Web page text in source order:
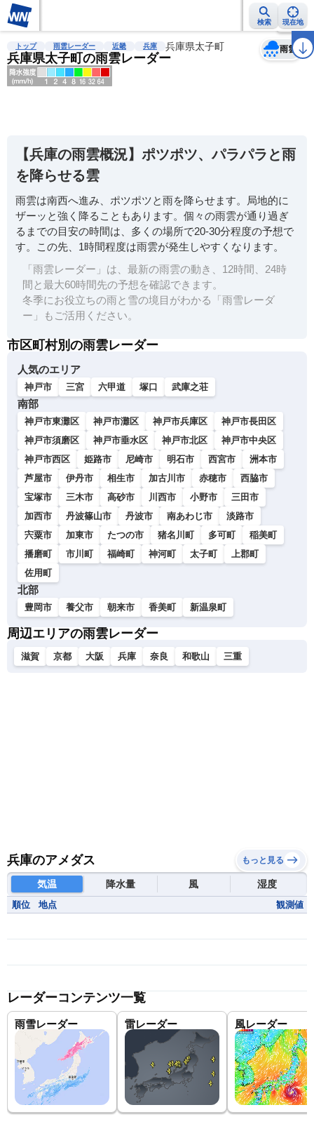
検索 現在地
雨雲レーダー 台風情報 地震情報 警報・注意報 2週間天気 ラ
トップ 雨雲レーダー 近畿 兵庫 兵庫県太子町
兵庫県太子町の雨雲レーダー
雨雲
天気 台風
【兵庫の雨雲概況】ポツポツ、パラパラと雨
を降らせる雲
雨雲は南西へ進み、ポツポツと雨を降らせます。局地的に
ザーッと強く降ることもあります。個々の雨雲が通り過ぎ
るまでの目安の時間は、多くの場所で20-30分程度の予想で
す。この先、1時間程度は雨雲が発生しやすくなります。
「雨雲レーダー」は、最新の雨雲の動き、12時間、24時
間と最大60時間先の予想を確認できます。
冬季にお役立ちの雨と雪の境目がわかる「雨雪レーダ
ー」もご活用ください。
市区町村別の雨雲レーダー
人気のエリア
神戸市 三宮 六甲道 塚口 武庫之荘
南部
神戸市東灘区 神戸市灘区 神戸市兵庫区
神戸市長田区
神戸市須磨区
神戸市垂水区 神戸市北区
神戸市中央区
神戸市西区
姫路市 尼崎市 明石市 西宮市
洲本市
芦屋市
伊丹市 相生市 加古川市 赤穂市
西脇市
宝塚市
三木市 高砂市 川西市 小野市
三田市
加西市
丹波篠山市 丹波市 南あわじ市
淡路市
宍粟市
加東市 たつの市 猪名川町 多可町
稲美町
播磨町
市川町 福崎町 神河町 太子町
上郡町
佐用町
北部
豊岡市 養父市 朝来市 香美町 新温泉町
周辺エリアの雨雲レーダー
滋賀 京都 大阪 兵庫 奈良 和歌山 三重
兵庫のアメダス もっと見る
気温 降水量 風 湿度
順位 地点 観測値
レーダーコンテンツ一覧
雨雪レーダー 雷レーダー 風レーダー